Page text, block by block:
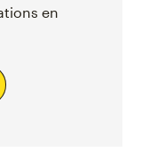
en